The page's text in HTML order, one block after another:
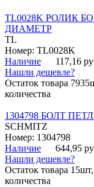
TL0028K РОЛИК
ДИАМЕТР
TL
Номер: TL0028K
Наличие
117,16
Нашли дешевле?
Остаток товара
количества
1304798 БОЛТ
SCHMITZ
Номер: 1304798
Наличие
644,95
Нашли дешевле?
Остаток товара 15шт,
количества